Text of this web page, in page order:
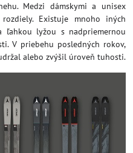
Medzi dámskymi a unisex
Existuje mnoho iných
ľahkou lyžou s nadpriemernou
V priebehu posledných rokov,
alebo zvýšil úroveň tuhosti.